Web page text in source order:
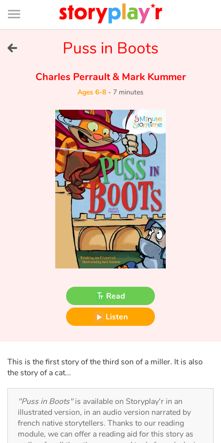
Connexion
Bibliothèque
de
page
Tales and classics in french
Fable, myth, literature and poetry
Princesses and princes, kings, queens and dragons
Heroines and Heroes
Ecology, nature, seasons
Travel, epic, investigation, adventure
Around the world
Learning
Puss in Boots
Charles Perrault&Mark Kummer
Ages 6-8 - 7 minutes
Read
Listen
This is the first story of the third son of a miller. It is also
the story of a cat...
"Puss in Boots"is available on Storyplay'r in an
illustrated version, in an audio version narrated by
french native storytellers. Thanks to our reading
module, we can offer a reading aid for this story as